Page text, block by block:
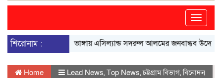
Toggle
শিরোনাম :
ভাঙ্গায় এসিল্যান্ড সদরুল আলমের জনবান্ধব উদ্যোগে
Home Lead News, Top News,চট্টগ্রাম বিভাগ,বিনোদন